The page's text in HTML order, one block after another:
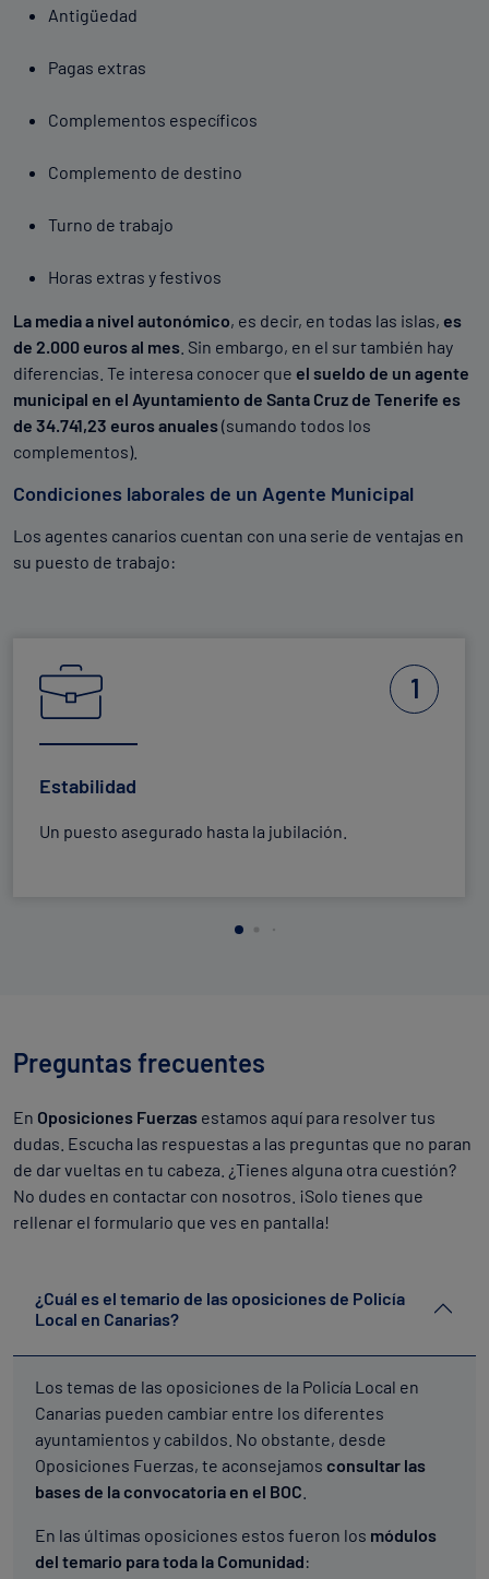
Antigüedad
Pagas extras
Complementos específicos
Complemento de destino
Turno de trabajo
Horas extras y festivos
La media a nivel autonómico, es decir, en todas las islas, es
de 2.000 euros al mes . Sin embargo, en el sur también hay
diferencias. Te interesa conocer que el sueldo de un agente
municipal en el Ayuntamiento de Santa Cruz de Tenerife es
de 34.741,23 euros anuales(sumando todos los
complementos).
Condiciones laborales de un Agente Municipal
Los agentes canarios cuentan con una serie de ventajas en
su puesto de trabajo:
1
Estabilidad
Un puesto asegurado hasta la jubilación.
Preguntas frecuentes
En Oposiciones Fuerzas estamos aquí para resolver tus
dudas. Escucha las respuestas a las preguntas que no paran
de dar vueltas en tu cabeza. ¿Tienes alguna otra cuestión?
No dudes en contactar con nosotros. ¡Solo tienes que
rellenar el formulario que ves en pantalla!
¿Cuál es el temario de las oposiciones de Policía
Local en Canarias?
Los temas de las oposiciones de la Policía Local en
Canarias pueden cambiar entre los diferentes
ayuntamientos y cabildos. No obstante, desde
Oposiciones Fuerzas, te aconsejamos consultar las
bases de la convocatoria en el BOC
En las últimas oposiciones estos fueron los módulos
del temario para toda la Comunidad: